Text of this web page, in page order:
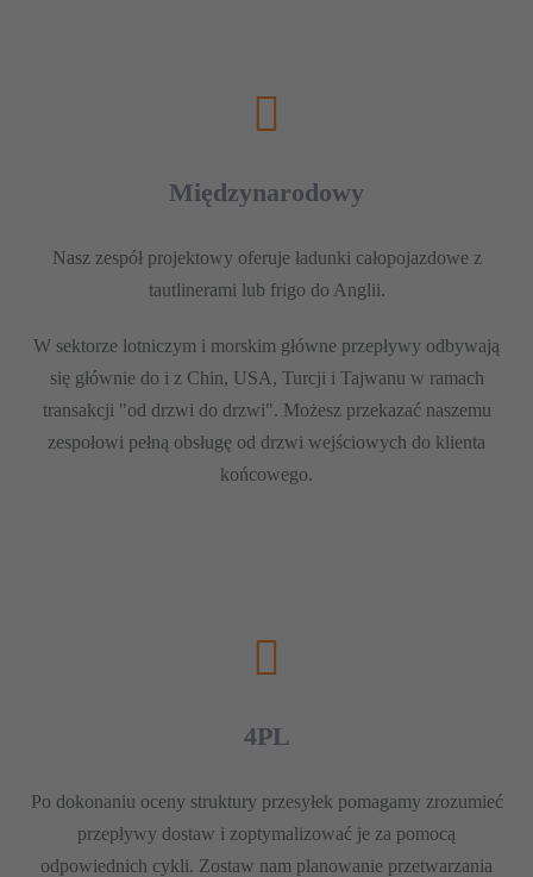
Międzynarodowy
Nasz zespół projektowy oferuje ładunki całopojazdowe z
tautlinerami lub frigo do Anglii.
W sektorze lotniczym i morskim główne przepływy odbywają
się głównie do i z Chin, USA, Turcji i Tajwanu w ramach
transakcji "od drzwi do drzwi". Możesz przekazać naszemu
zespołowi pełną obsługę od drzwi wejściowych do klienta
końcowego.
4PL
Po dokonaniu oceny struktury przesyłek pomagamy zrozumieć
przepływy dostaw i zoptymalizować je za pomocą
odpowiednich cykli. Zostaw nam planowanie przetwarzania